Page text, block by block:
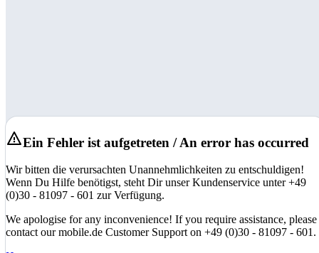
Ein Fehler ist aufgetreten / An error has occurred
Wir bitten die verursachten Unannehmlichkeiten zu entschuldigen!
Wenn Du Hilfe benötigst, steht Dir unser Kundenservice unter +49
(0)30 - 81097 - 601 zur Verfügung.
We apologise for any inconvenience! If you require assistance, please
contact our mobile.de Customer Support on +49 (0)30 - 81097 - 601.